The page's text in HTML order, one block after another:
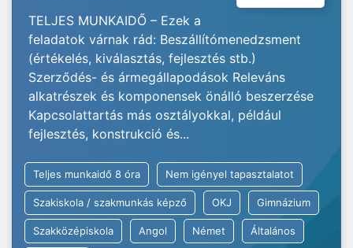
TELJES MUNKAIDŐ – Ezek a
feladatok várnak rád: Beszállítómenedzsment
(értékelés, kiválasztás, fejlesztés stb.)
Szerződés- és ármegállapodások Releváns
alkatrészek és komponensek önálló beszerzése
Kapcsolattartás más osztályokkal, például
fejlesztés, konstrukció és...
Teljes munkaidő 8 óra Nem igényel tapasztalatot
Szakiskola / szakmunkás képző OKJ Gimnázium
Szakközépiskola Angol Német Általános